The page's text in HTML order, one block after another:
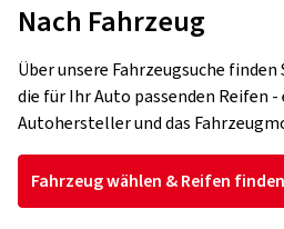
Nach Fahrzeug
Über unsere Fahrzeugsuche
die für Ihr Auto passenden Reifen -
Autohersteller und das
Fahrzeug wählen & Reifen finden